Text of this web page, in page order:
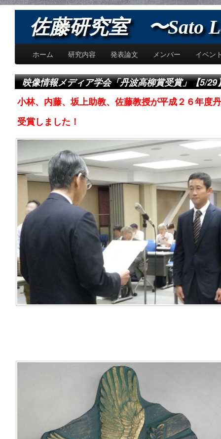
佐藤研究室 〜Sato
ホーム 研究内容 発表論文 メンバー イベン
映像情報メディア学会「丹波高柳賞受賞」【5/29
小林、内藤、坂上助教、佐藤教授が平成２６年度
受賞しました！